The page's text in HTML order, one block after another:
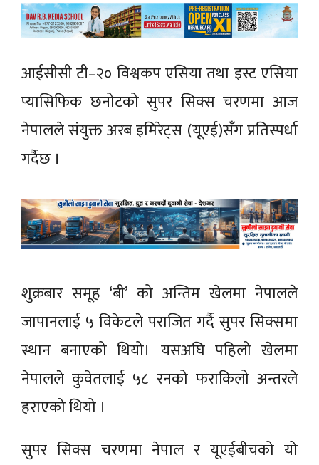
आईसीसी टी–२० विश्वकप एसिया तथा इस्ट एसिया
प्यासिफिक छनोटको सुपर सिक्स चरणमा आज
नेपालले संयुक्त अरब इमिरेट्स (यूएई)सँग प्रतिस्पर्धा
गर्दैछ ।
शुक्रबार समूह ‘बी’ को अन्तिम खेलमा नेपालले
जापानलाई ५ विकेटले पराजित गर्दै सुपर सिक्समा
स्थान बनाएको थियो। यसअघि पहिलो खेलमा
नेपालले कुवेतलाई ५८ रनको फराकिलो अन्तरले
हराएको थियो ।
सुपर सिक्स चरणमा नेपाल र यूएईबीचको यो